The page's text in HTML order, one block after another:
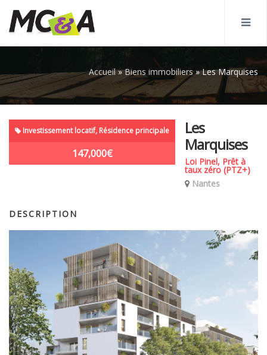
Accueil»Biens immobiliers»Les Marquises
Investissement locatif, Résidence principale
147,000€
Les
Marquises
Loi Pinel, Prêt à
taux zéro (PTZ+)
Nantes
DESCRIPTION